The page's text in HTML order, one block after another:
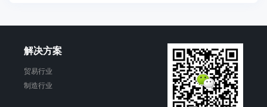
解决方案
贸易行业
制造行业